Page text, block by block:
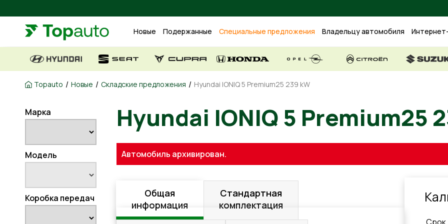
Новые Подержанные Специальные предложения Владельцу автомобиля
Topauto / Новые / Складские предложения / Hyundai IONIQ 5 Premium25 239 kW
Марка
Модель
Коробка передач
Hyundai IONIQ 5
Автомобиль архивирован.
Общая
информация
Стандартная
комплектация